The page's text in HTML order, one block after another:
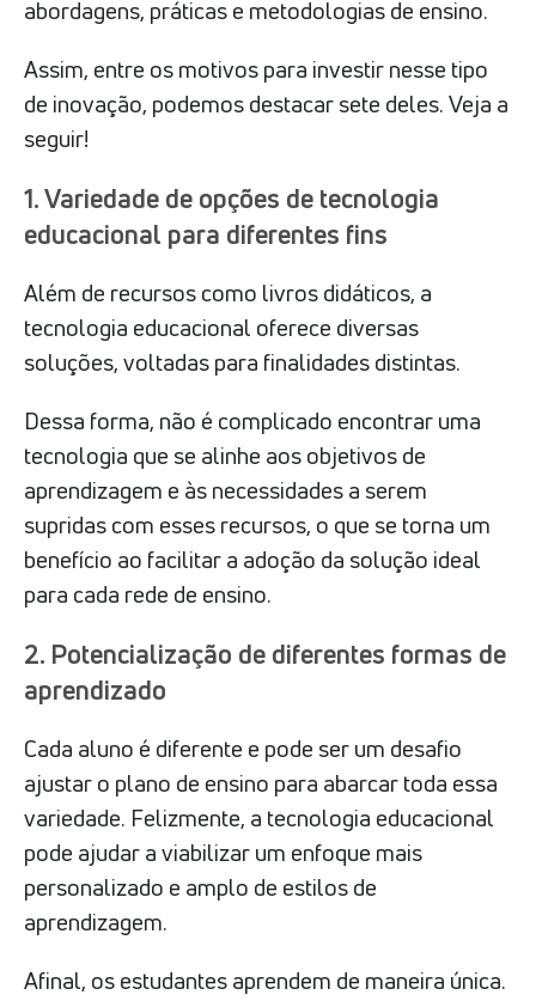
abordagens, práticas e metodologias de ensino.
Assim, entre os motivos para investir nesse tipo
de inovação, podemos destacar sete deles. Veja a
seguir!
1. Variedade de opções de tecnologia
educacional para diferentes fins
Além de recursos como livros didáticos, a
tecnologia educacional oferece diversas
soluções, voltadas para finalidades distintas.
Dessa forma, não é complicado encontrar uma
tecnologia que se alinhe aos objetivos de
aprendizagem e às necessidades a serem
supridas com esses recursos, o que se torna um
benefício ao facilitar a adoção da solução ideal
para cada rede de ensino.
2. Potencialização de diferentes formas de
aprendizado
Cada aluno é diferente e pode ser um desafio
ajustar o plano de ensino para abarcar toda essa
variedade. Felizmente, a tecnologia educacional
pode ajudar a viabilizar um enfoque mais
personalizado e amplo de estilos de
aprendizagem.
Afinal, os estudantes aprendem de maneira única.